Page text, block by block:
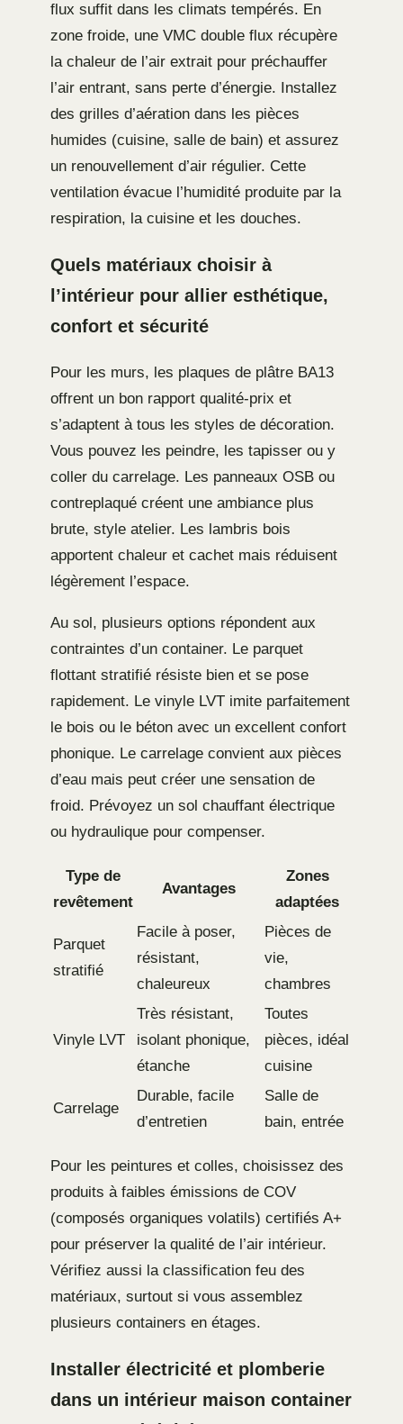
flux suffit dans les climats tempérés. En
zone froide, une VMC double flux récupère
la chaleur de l’air extrait pour préchauffer
l’air entrant, sans perte d’énergie. Installez
des grilles d’aération dans les pièces
humides (cuisine, salle de bain) et assurez
un renouvellement d’air régulier. Cette
ventilation évacue l’humidité produite par la
respiration, la cuisine et les douches.
Quels matériaux choisir à
l’intérieur pour allier esthétique,
confort et sécurité
Pour les murs, les plaques de plâtre BA13
offrent un bon rapport qualité-prix et
s’adaptent à tous les styles de décoration.
Vous pouvez les peindre, les tapisser ou y
coller du carrelage. Les panneaux OSB ou
contreplaqué créent une ambiance plus
brute, style atelier. Les lambris bois
apportent chaleur et cachet mais réduisent
légèrement l’espace.
Au sol, plusieurs options répondent aux
contraintes d’un container. Le parquet
flottant stratifié résiste bien et se pose
rapidement. Le vinyle LVT imite parfaitement
le bois ou le béton avec un excellent confort
phonique. Le carrelage convient aux pièces
d’eau mais peut créer une sensation de
froid. Prévoyez un sol chauffant électrique
ou hydraulique pour compenser.
Type de
revêtement
Avantages
Zones
adaptées
Parquet
stratifié
Facile à poser,
résistant,
chaleureux
Pièces de
vie,
chambres
Vinyle LVT
Très résistant,
isolant phonique,
étanche
Toutes
pièces, idéal
cuisine
Carrelage
Durable, facile
d’entretien
Salle de
bain, entrée
Pour les peintures et colles, choisissez des
produits à faibles émissions de COV
(composés organiques volatils) certifiés A+
pour préserver la qualité de l’air intérieur.
Vérifiez aussi la classification feu des
matériaux, surtout si vous assemblez
plusieurs containers en étages.
Installer électricité et plomberie
dans un intérieur maison container